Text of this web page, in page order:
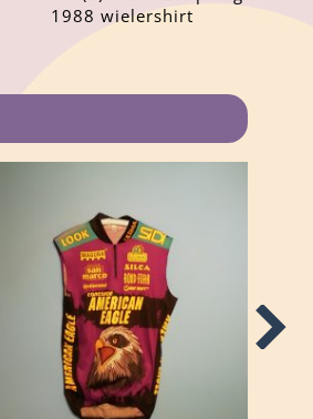
1988 wielershirt